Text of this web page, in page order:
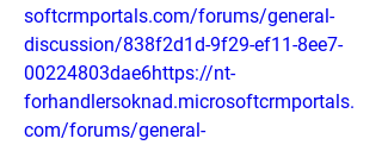
softcrmportals.com/forums/general-
discussion/838f2d1d-9f29-ef11-8ee7-
00224803dae6https://nt-
forhandlersoknad.microsoftcrmportals.
com/forums/general-